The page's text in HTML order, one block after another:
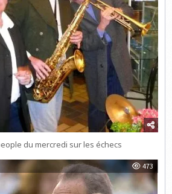
du mercredi sur les échecs
473